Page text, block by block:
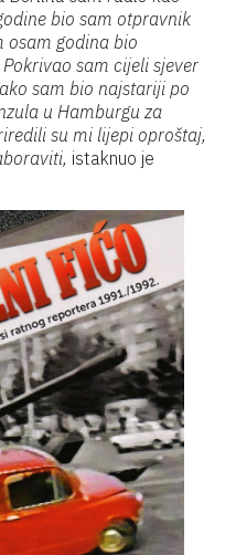
bio sam otpravnik
osam godina bio
sam cijeli sjever
sam bio najstariji po
u Hamburgu za
su mi lijepi oproštaj,
istaknuo je